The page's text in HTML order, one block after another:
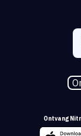
Ontvang